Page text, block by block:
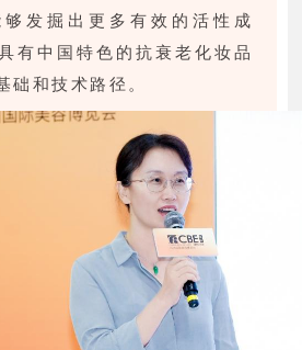
发掘出更多有效的活性成
有中国特色的抗衰老化妆品
础和技术路径。